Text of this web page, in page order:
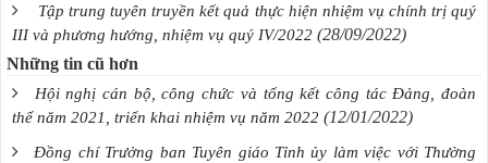
Tập trung tuyên truyền kết quả thực hiện nhiệm vụ chính trị quý
III và phương hướng, nhiệm vụ quý IV/2022 (28/09/2022)
Những tin cũ hơn
Hội nghị cán bộ, công chức và tổng kết công tác Đảng, đoàn
thể năm 2021, triển khai nhiệm vụ năm 2022 (12/01/2022)
Đồng chí Trưởng ban Tuyên giáo Tỉnh ủy làm việc với Thường